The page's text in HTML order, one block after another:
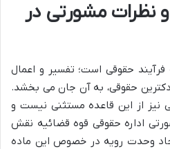
نظرات مشورتی در
حقوقی است؛ تفسیر و اعمال
حقوقی، به آن جان می بخشد.
اسلامی نیز از این قاعده مستثنی نیست و
اداره حقوقی قوه قضائیه نقش
وحدت رویه در خصوص این ماده